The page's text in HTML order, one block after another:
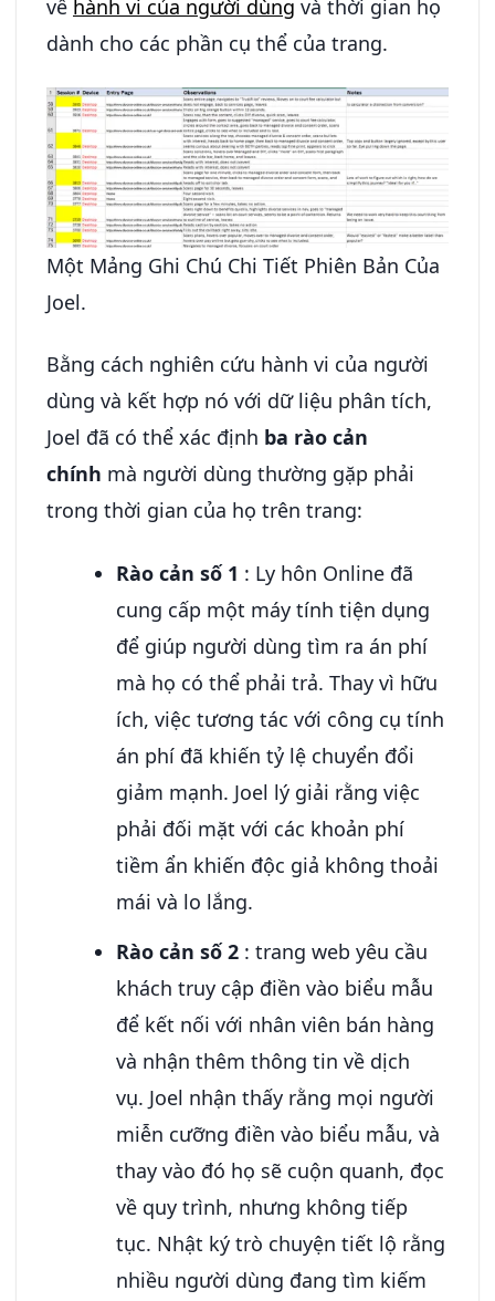
về hành vi của người dùng và thời gian họ
dành cho các phần cụ thể của trang.
Một Mảng Ghi Chú Chi Tiết Phiên Bản Của
Joel.
Bằng cách nghiên cứu hành vi của người
dùng và kết hợp nó với dữ liệu phân tích,
Joel đã có thể xác định ba rào cản
chính mà người dùng thường gặp phải
trong thời gian của họ trên trang:
Rào cản số 1 : Ly hôn Online đã
cung cấp một máy tính tiện dụng
để giúp người dùng tìm ra án phí
mà họ có thể phải trả. Thay vì hữu
ích, việc tương tác với công cụ tính
án phí đã khiến tỷ lệ chuyển đổi
giảm mạnh. Joel lý giải rằng việc
phải đối mặt với các khoản phí
tiềm ẩn khiến độc giả không thoải
mái và lo lắng.
Rào cản số 2 : trang web yêu cầu
khách truy cập điền vào biểu mẫu
để kết nối với nhân viên bán hàng
và nhận thêm thông tin về dịch
vụ. Joel nhận thấy rằng mọi người
miễn cưỡng điền vào biểu mẫu, và
thay vào đó họ sẽ cuộn quanh, đọc
về quy trình, nhưng không tiếp
tục. Nhật ký trò chuyện tiết lộ rằng
nhiều người dùng đang tìm kiếm